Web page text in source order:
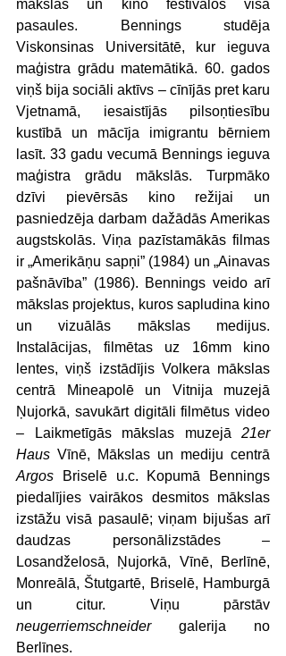
mākslas un kino festivālos visā
pasaules. Bennings studēja
Viskonsinas Universitātē, kur ieguva
maģistra grādu matemātikā. 60. gados
viņš bija sociāli aktīvs – cīnījās pret karu
Vjetnamā, iesaistījās pilsoņtiesību
kustībā un mācīja imigrantu bērniem
lasīt. 33 gadu vecumā Bennings ieguva
maģistra grādu mākslās. Turpmāko
dzīvi pievērsās kino režijai un
pasniedzēja darbam dažādās Amerikas
augstskolās. Viņa pazīstamākās filmas
ir „Amerikāņu sapņi” (1984) un „Ainavas
pašnāvība” (1986). Bennings veido arī
mākslas projektus, kuros sapludina kino
un vizuālās mākslas medijus.
Instalācijas, filmētas uz 16mm kino
lentes, viņš izstādījis Volkera mākslas
centrā Mineapolē un Vitnija muzejā
Ņujorkā, savukārt digitāli filmētus video
– Laikmetīgās mākslas muzejā 21er
Haus
Argos Briselē u.c. Kopumā Bennings
piedalījies vairākos desmitos mākslas
izstāžu visā pasaulē; viņam bijušas arī
daudzas personālizstādes –
Losandželosā, Ņujorkā, Vīnē, Berlīnē,
Monreālā, Štutgartē, Briselē, Hamburgā
neugerriemschneider galerija no
Berlīnes.